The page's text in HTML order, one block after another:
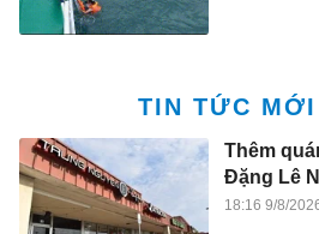
TIN TỨC MỚI
Thêm
Đặng Lê
18:16 9/8/